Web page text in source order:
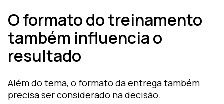
O formato do treinamento
também influencia o
resultado
Além do tema, o formato da entrega também
precisa ser considerado na decisão.